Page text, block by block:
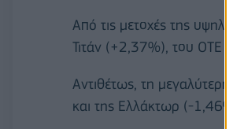
Από τις μετοχές της
Τιτάν (+2,37%), του ΟΤΕ
Αντιθέτως, τη
και της Ελλάκτωρ (-1,46%).